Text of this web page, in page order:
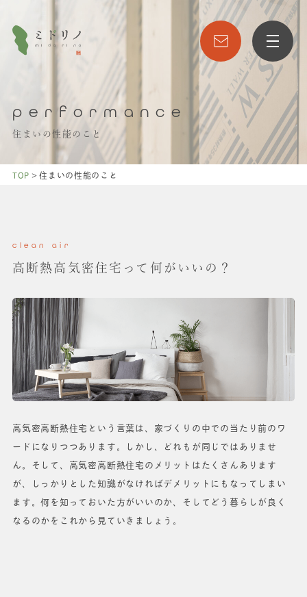
performance
住まいの性能のこと
TOP >住まいの性能のこと
clean air
高断熱高気密住宅って 何がいいの？
高気密高断熱住宅という言葉は、家づくりの中での当たり前のワ
ードになりつつあります。しかし、どれもが同じではありませ
ん。そして、高気密高断熱住宅のメリットはたくさんあります
が、しっかりとした知識がなければデメリットにもなってしまい
ます。何を知っておいた方がいいのか、そしてどう暮らしが良く
なるのかをこれから見ていきましょう。